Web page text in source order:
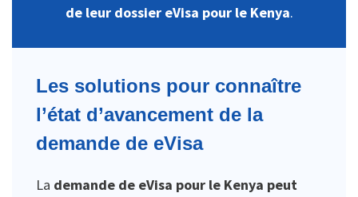
de leur dossier eVisa pour le Kenya.
Les solutions pour connaître
l’état d’avancement de la
demande de eVisa
La demande de eVisa pour le Kenya peut